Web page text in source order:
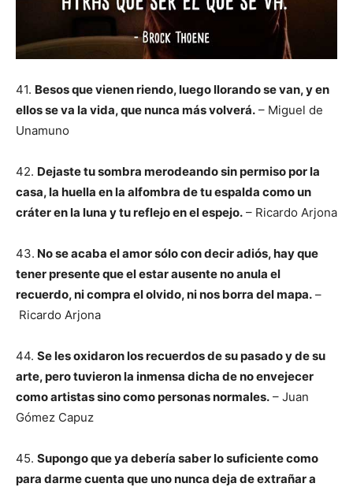
41. Besos que vienen riendo, luego llorando se van, y en
ellos se va la vida, que nunca más volverá. – Miguel de
Unamuno
42. Dejaste tu sombra merodeando sin permiso por la
casa, la huella en la alfombra de tu espalda como un
cráter en la luna y tu reflejo en el espejo. – Ricardo Arjona
43. No se acaba el amor sólo con decir adiós, hay que
tener presente que el estar ausente no anula el
recuerdo, ni compra el olvido, ni nos borra del mapa. –
Ricardo Arjona
44. Se les oxidaron los recuerdos de su pasado y de su
arte, pero tuvieron la inmensa dicha de no envejecer
como artistas sino como personas normales. – Juan
Gómez Capuz
45. Supongo que ya debería saber lo suficiente como
para darme cuenta que uno nunca deja de extrañar a